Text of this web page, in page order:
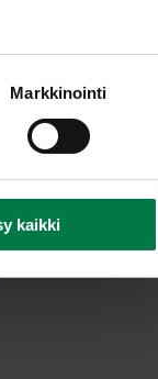
Markkinointi
kaikki